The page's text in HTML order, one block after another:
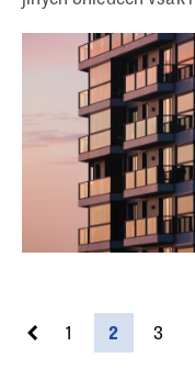
1 2 3